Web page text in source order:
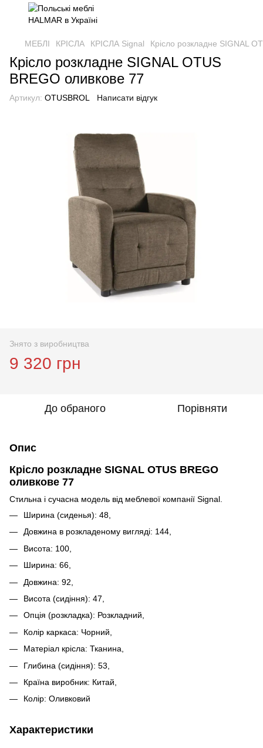
МЕБЛІ КРІСЛА КРІСЛА Signal Крісло розкладне SIGNAL
Крісло розкладне SIGNAL OTUS
BREGO оливкове 77
Артикул: OTUSBROL Написати відгук
Знято з виробництва
9 320 грн
До обраного Порівняти
Опис
Крісло розкладне SIGNAL OTUS BREGO
оливкове 77
Стильна і сучасна модель від меблевої компанії Signal.
Ширина (сиденья): 48,
Довжина в розкладеному вигляді: 144,
Висота: 100,
Ширина: 66,
Довжина: 92,
Висота (сидіння): 47,
Опція (розкладка): Розкладний,
Колір каркаса: Чорний,
Матеріал крісла: Тканина,
Глибина (сидіння): 53,
Країна виробник: Китай,
Колір: Оливковий
Характеристики